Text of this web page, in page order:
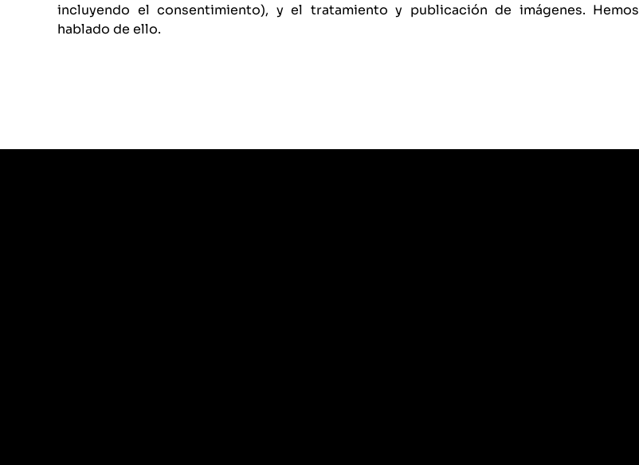
incluyendo el consentimiento), y el tratamiento y publicación de imágenes. Hemos
hablado de ello.